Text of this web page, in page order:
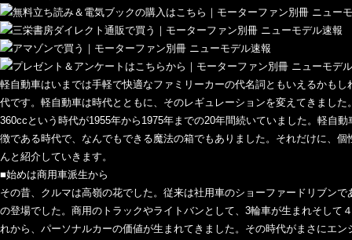
軽自動車はいまでは手軽で快適なファミリーカーの代名詞ともいえるかも
代です。軽自動車は時代とともに、そのレギュレーションを変えてきまし
360ccという時代が1955年から1975年までの20年間続いていました。軽自
徴である時代で、なんでもできる魔法の箱でもありました。それだけに、
んと紹介していきます。
■始めは商用車派生から
その昔、クルマは高嶺の花でした。従来は社用車のショーファードリブン
の登場でした。商用のトラックやライトバンとして、3輪車が生まれそし
れから、パーソナルカーの価値が生まれてきました。その時代がまさにエ